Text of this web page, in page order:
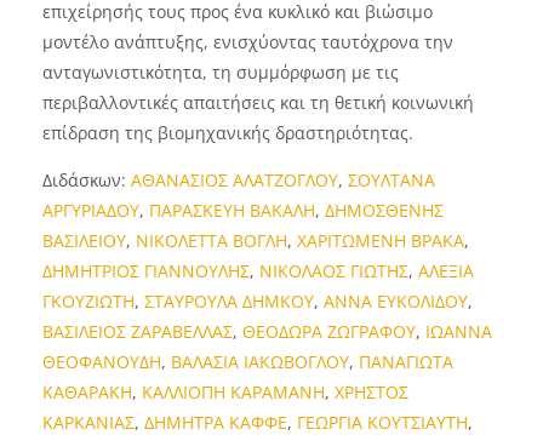
επιχείρησής τους προς ένα κυκλικό και βιώσιμο
μοντέλο ανάπτυξης, ενισχύοντας ταυτόχρονα την
ανταγωνιστικότητα, τη συμμόρφωση με τις
περιβαλλοντικές απαιτήσεις και τη θετική κοινωνική
επίδραση της βιομηχανικής δραστηριότητας.
Διδάσκων: ΑΘΑΝΑΣΙΟΣ ΑΛΑΤΖΟΓΛΟΥ, ΣΟΥΛΤΑΝΑ
ΑΡΓΥΡΙΑΔΟΥ, ΠΑΡΑΣΚΕΥΗ ΒΑΚΑΛΗ, ΔΗΜΟΣΘΕΝΗΣ
ΒΑΣΙΛΕΙΟΥ, ΝΙΚΟΛΕΤΤΑ ΒΟΓΛΗ, ΧΑΡΙΤΩΜΕΝΗ ΒΡΑΚΑ,
ΔΗΜΗΤΡΙΟΣ ΓΙΑΝΝΟΥΛΗΣ, ΝΙΚΟΛΑΟΣ ΓΙΩΤΗΣ, ΑΛΕΞΙΑ
ΓΚΟΥΖΙΩΤΗ, ΣΤΑΥΡΟΥΛΑ ΔΗΜΚΟΥ, ΑΝΝΑ ΕΥΚΟΛΙΔΟΥ,
ΒΑΣΙΛΕΙΟΣ ΖΑΡΑΒΕΛΛΑΣ, ΘΕΟΔΩΡΑ ΖΩΓΡΑΦΟΥ, ΙΩΑΝΝΑ
ΘΕΟΦΑΝΟΥΔΗ, ΒΑΛΑΣΙΑ ΙΑΚΩΒΟΓΛΟΥ, ΠΑΝΑΓΙΩΤΑ
ΚΑΘΑΡΑΚΗ, ΚΑΛΛΙΟΠΗ ΚΑΡΑΜΑΝΗ, ΧΡΗΣΤΟΣ
ΚΑΡΚΑΝΙΑΣ, ΔΗΜΗΤΡΑ ΚΑΦΦΕ, ΓΕΩΡΓΙΑ ΚΟΥΤΣΙΑΥΤΗ,